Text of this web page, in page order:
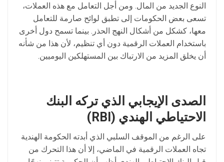
النوع الجديد من المال. ومن أجل التعامل مع هذه العملات،
تسعى بعض الحكومات إلى تطبق لوائح صارمة للتعامل
معها، كشكل من أشكال النهج الحذر. بينما تسمح دول أخرى
باستخدام العملات الرقمية دون أي تنظيم، لأن هذا من شأنه
أن يخلق المزيد من الارتباك بين المستهلكين اليوميين.
الصدى الإيجابي الذي تركه البنك
الاحتياطي الهندي (
RBI
)
على الرغم من الموقف السلبي الذي أبدته الحكومة الهندية
تجاه العملات الرقمية في الماضي، إلا أن هذا التحرك من